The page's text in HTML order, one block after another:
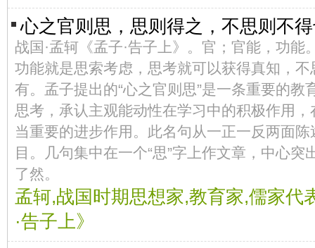
心之官则思，思则得之，不思则不
战国·孟轲《孟子·告子上》。官；官能，功能
功能就是思索考虑，思考就可以获得真知，
有。孟子提出的“心之官则思”是一条重要的教
思考，承认主观能动性在学习中的积极作用
当重要的进步作用。此名句从一正一反两面
目。几句集中在一个“思”字上作文章，中心突
了然。
孟轲,战国时期思想家,教育家,儒家代
·告子上》